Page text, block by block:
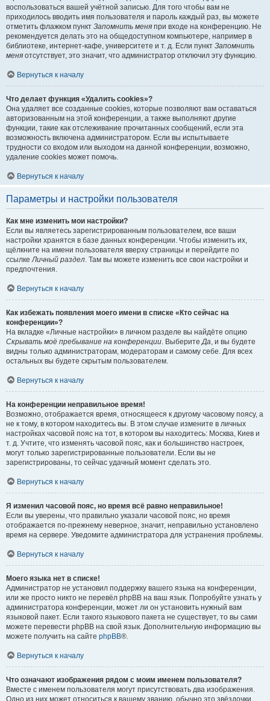
воспользоваться вашей учётной записью. Для того чтобы вам не
приходилось вводить имя пользователя и пароль каждый раз, вы можете
отметить флажком пункт Запомнить меня при входе на конференцию. Не
рекомендуется делать это на общедоступном компьютере, например в
библиотеке, интернет-кафе, университете и т. д. Если пункт Запомнить
меня отсутствует, это значит, что администратор отключил эту функцию.
Вернуться к началу
Что делает функция «Удалить cookies»?
Она удаляет все созданные cookies, которые позволяют вам оставаться
авторизованным на этой конференции, а также выполняют другие
функции, такие как отслеживание прочитанных сообщений, если эта
возможность включена администратором. Если вы испытываете
трудности со входом или выходом на данной конференции, возможно,
удаление cookies может помочь.
Вернуться к началу
Параметры и настройки пользователя
Как мне изменить мои настройки?
Если вы являетесь зарегистрированным пользователем, все ваши
настройки хранятся в базе данных конференции. Чтобы изменить их,
щёлкните на имени пользователя вверху страницы и перейдите по
ссылкеЛичный раздел. Там вы можете изменить все свои настройки и
предпочтения.
Вернуться к началу
Как избежать появления моего имени в списке «Кто сейчас на
конференции»?
На вкладке «Личные настройки» в личном разделе вы найдёте опцию
Скрывать моё пребывание на конференции. ВыберитеДа, и вы будете
видны только администраторам, модераторам и самому себе. Для всех
остальных вы будете скрытым пользователем.
Вернуться к началу
На конференции неправильное время!
Возможно, отображается время, относящееся к другому часовому поясу, а
не к тому, в котором находитесь вы. В этом случае измените в личных
настройках часовой пояс на тот, в котором вы находитесь: Москва, Киев и
т. д. Учтите, что изменять часовой пояс, как и большинство настроек,
могут только зарегистрированные пользователи. Если вы не
зарегистрированы, то сейчас удачный момент сделать это.
Вернуться к началу
Я изменил часовой пояс, но время всё равно неправильное!
Если вы уверены, что правильно указали часовой пояс, но время
отображается по-прежнему неверное, значит, неправильно установлено
время на сервере. Уведомите администратора для устранения проблемы.
Вернуться к началу
Моего языка нет в списке!
Администратор не установил поддержку вашего языка на конференции,
или же просто никто не перевёл phpBB на ваш язык. Попробуйте узнать у
администратора конференции, может ли он установить нужный вам
языковой пакет. Если такого языкового пакета не существует, то вы сами
можете перевести phpBB на свой язык. Дополнительную информацию вы
можете получить на сайте phpBB®.
Вернуться к началу
Что означают изображения рядом с моим именем пользователя?
Вместе с именем пользователя могут присутствовать два изображения.
Одно из них может относиться к вашему званию, обычно это звёздочки,